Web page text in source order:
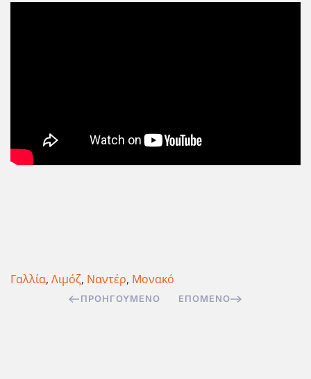
Γαλλία, Λιμόζ, Ναντέρ, Μονακό
ΠΡΟΗΓΟΎΜΕΝΟ ΕΠΌΜΕΝΟ